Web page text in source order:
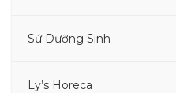
Sứ Dưỡng Sinh
–
Ly’s Horeca